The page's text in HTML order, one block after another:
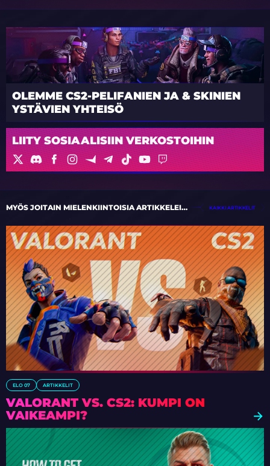
OLEMME CS2-PELIFANIEN JA & SKINIEN
YSTÄVIEN YHTEISÖ
LIITY SOSIAALISIIN VERKOSTOIHIN
MYÖS JOITAIN MIELENKIINTOISIA ARTIKKELEITA KAIKKI ARTIKKELIT
ELO 07 ARTIKKELIT
VALORANT VS. CS2: KUMPI ON
VAIKEAMPI?